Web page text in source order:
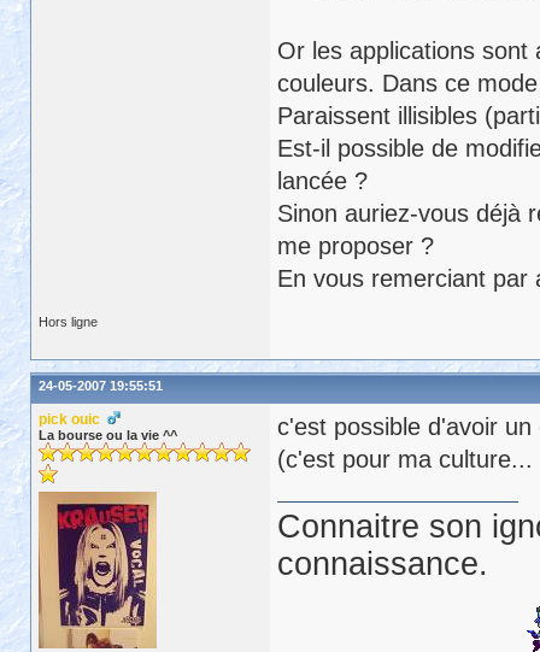
Or les applications sont
couleurs. Dans ce
Paraissent illisibles
Est-il possible de
lancée ?
Sinon auriez-vous déjà
me proposer ?
En vous remerciant par
Hors ligne
24-05-2007 19:55:51
pick ouic
La bourse ou la vie ^^
c'est possible d'avoir un
(c'est pour ma
Connaitre son
connaissance.